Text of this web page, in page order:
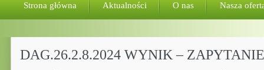
Strona główna Aktualności O nas Nasza
DAG.26.2.8.2024 WYNIK –